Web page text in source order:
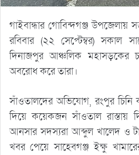
গাইবান্ধার গোবিন্দগঞ্জ
রবিবার (২২ সেপ্টেম্বর) সকাল
দিনাজপুর আঞ্চলিক মহাসড়কের
অবরোধ করে তারা।
সাঁওতালদের অভিযোগ, রংপুর চিনি
দিয়ে কয়েকজন সাঁওতাল রাস্তায়
আনসার সদস্যরা আব্দুল খালেদ ও
খবর পেয়ে সাহেবগঞ্জ ইক্ষু